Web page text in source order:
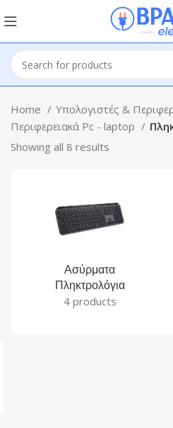
Home
Υπολογιστές &
Περιφερειακά Pc - laptop
Showing all 8 results
Ασύρματα
Πληκτρολόγια
4 products